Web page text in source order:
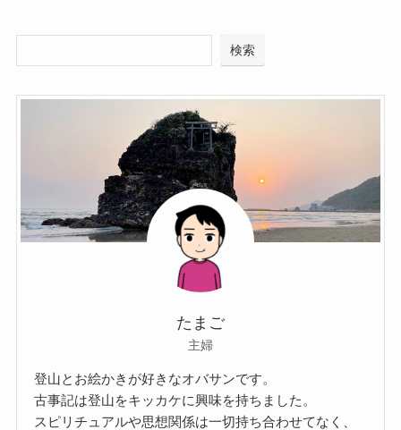
検索
たまご
主婦
登山とお絵かきが好きなオバサンです。
古事記は登山をキッカケに興味を持ちました。
スピリチュアルや思想関係は一切持ち合わせてなく、